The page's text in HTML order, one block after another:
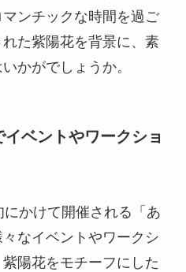
ンチックな時間を過ご
た紫陽花を背景に、素
かがでしょうか。
ベントやワークショ
かけて開催される「あ
なイベントやワークシ
陽花をモチーフにした